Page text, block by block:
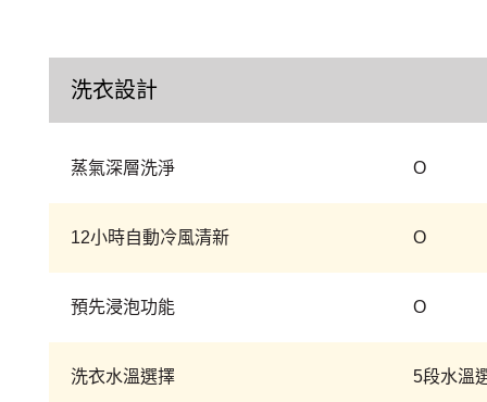
洗衣設計
蒸氣深層洗淨 O
12小時自動冷風清新 O
預先浸泡功能 O
洗衣水溫選擇 5段水溫